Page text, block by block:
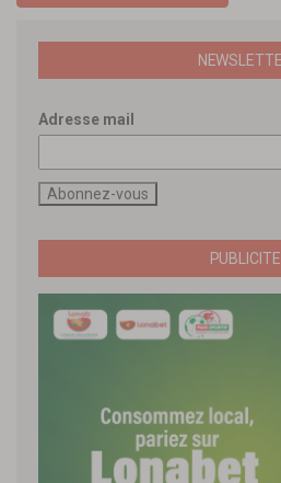
Adresse mail
PUBLICITE